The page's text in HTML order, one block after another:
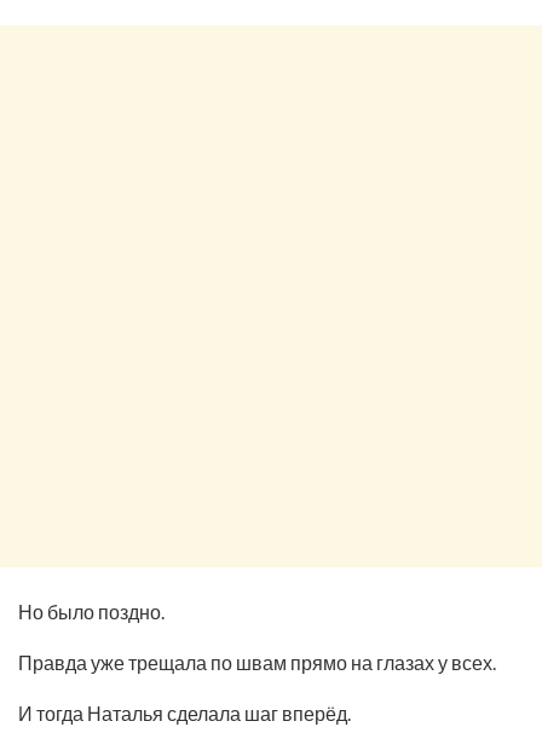
Но было поздно.
Правда уже трещала по швам прямо на глазах у всех.
И тогда Наталья сделала шаг вперёд.